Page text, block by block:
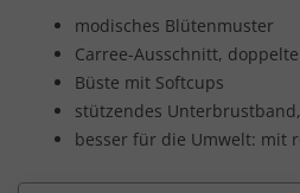
modisches Blütenmuster
Carree-Ausschnitt,
Büste mit Softcups
stützendes
besser für die Umwelt: mit